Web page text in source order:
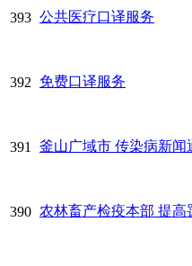
393 公共医疗口译服务
392 免费口译服务
391 釜山广域市 传染病新闻
390 农林畜产检疫本部 提高